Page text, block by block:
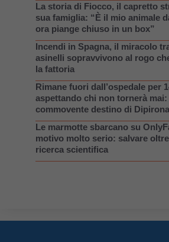
La storia di Fiocco, il capretto
sua famiglia: “È il mio animale
ora piange chiuso in un box”
Incendi in Spagna, il miracolo
asinelli sopravvivono al rogo
la fattoria
Rimane fuori dall’ospedale per
aspettando chi non tornerà mai:
commovente destino di Dipirona
Le marmotte sbarcano su
motivo molto serio: salvare
ricerca scientifica